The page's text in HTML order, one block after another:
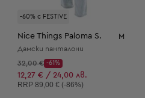
-60% с FESTIVE
Nice Things Paloma S. M
Дамски панталони
Начална цена:
32,00 €
Discount Price:
-61%
Намалена цена:
12,27 € / 24,00 лв.
Препоръчителна цена:
RRP 89,00 € (-86%)